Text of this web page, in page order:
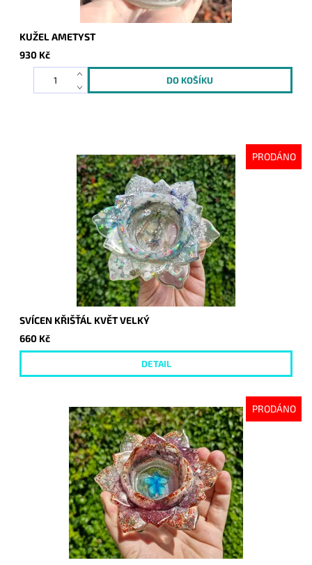
KUŽEL AMETYST
930 Kč
PRODÁNO
SVÍCEN KŘIŠŤÁL KVĚT VELKÝ
660 Kč
DETAIL
PRODÁNO